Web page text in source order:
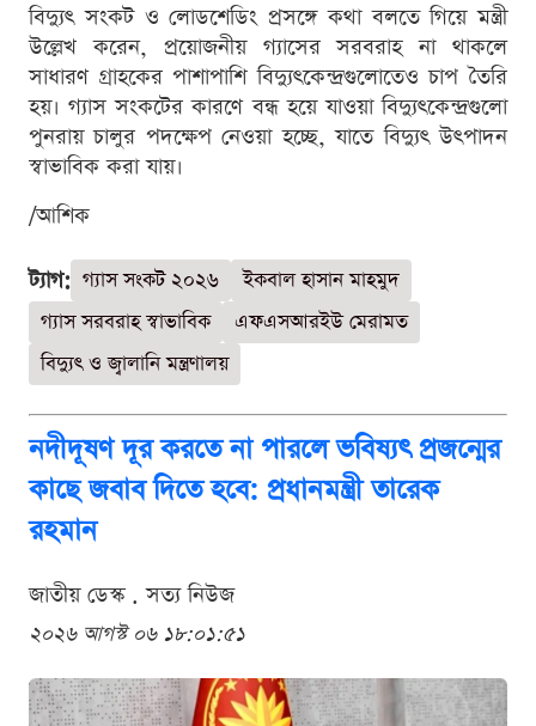
বিদ্যুৎ সংকট ও লোডশেডিং প্রসঙ্গে কথা বলতে গিয়ে মন্ত্রী
উল্লেখ করেন, প্রয়োজনীয় গ্যাসের সরবরাহ না থাকলে
সাধারণ গ্রাহকের পাশাপাশি বিদ্যুৎকেন্দ্রগুলোতেও চাপ তৈরি
হয়। গ্যাস সংকটের কারণে বন্ধ হয়ে যাওয়া বিদ্যুৎকেন্দ্রগুলো
পুনরায় চালুর পদক্ষেপ নেওয়া হচ্ছে, যাতে বিদ্যুৎ উৎপাদন
স্বাভাবিক করা যায়।
/আশিক
ট্যাগ: গ্যাস সংকট ২০২৬
ইকবাল হাসান মাহমুদ
গ্যাস সরবরাহ স্বাভাবিক
এফএসআরইউ মেরামত
বিদ্যুৎ ও জ্বালানি মন্ত্রণালয়
নদীদূষণ দূর করতে না পারলে ভবিষ্যৎ প্রজন্মের
কাছে জবাব দিতে হবে: প্রধানমন্ত্রী তারেক
রহমান
জাতীয় ডেস্ক . সত্য নিউজ
২০২৬ আগস্ট ০৬ ১৮:০১:৫১